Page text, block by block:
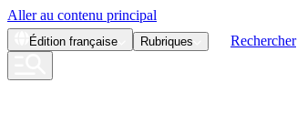
Aller au contenu principal
Édition française Rubriques Rechercher